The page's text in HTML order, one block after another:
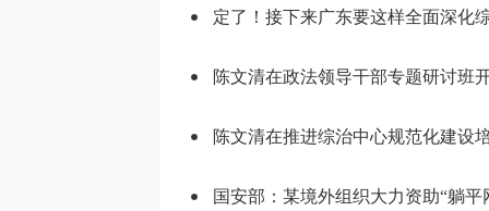
定了！接下来广东要这样全面深化